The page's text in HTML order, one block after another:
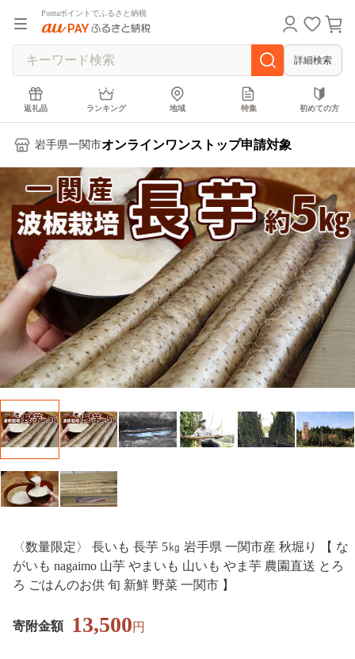
Pontaポイントでふるさと納税
詳細検索
返礼品 ランキング 地域 特集 初めての方
岩手県一関市オンラインワンストップ申請対象
〈数量限定〉 長いも 長芋 5㎏ 岩手県 一関市産 秋堀り 【 な
がいも nagaimo 山芋 やまいも 山いも やま芋 農園直送 とろ
ろ ごはんのお供 旬 新鮮 野菜 一関市 】
寄附金額 13,500円